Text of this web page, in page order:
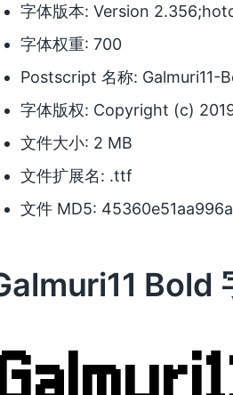
字体版本: Version
字体权重: 700
Postscript 名称: Galmuri11-
字体版权: Copyright (c)
文件大小: 2 MB
文件扩展名: .ttf
文件 MD5:
Bold